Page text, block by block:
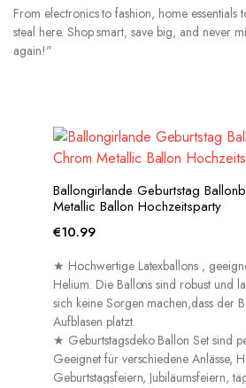
From electronics to fashion, home essentials
steal here. Shop smart, save big, and never
again!"
Ballongirlande Geburtstag
Metallic Ballon Hochzeitsparty
€10.99
★ Hochwertige Latexballons ,
Helium. Die Ballons sind robust und
sich keine Sorgen machen,dass der
Aufblasen platzt.
★ Geburtstagsdeko Ballon Set sind
Geeignet für verschiedene Anlässe,
Geburtstagsfeiern, Jubiläumsfeiern,